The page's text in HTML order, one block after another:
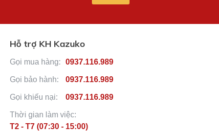
Hỗ trợ KH Kazuko
Gọi mua hàng: 0937.116.989
Gọi bảo hành: 0937.116.989
Gọi khiếu nại: 0937.116.989
Thời gian làm việc:
T2 - T7 (07:30 - 15:00)